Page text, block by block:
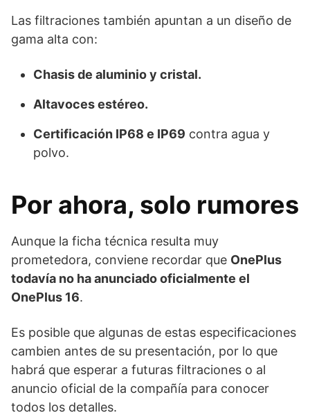
Las filtraciones también apuntan a un diseño de
gama alta con:
Chasis de aluminio y cristal.
Altavoces estéreo.
Certificación IP68 e IP69 contra agua y
polvo.
Por ahora, solo rumores
Aunque la ficha técnica resulta muy
prometedora, conviene recordar que OnePlus
todavía no ha anunciado oficialmente el
OnePlus 16.
Es posible que algunas de estas especificaciones
cambien antes de su presentación, por lo que
habrá que esperar a futuras filtraciones o al
anuncio oficial de la compañía para conocer
todos los detalles.